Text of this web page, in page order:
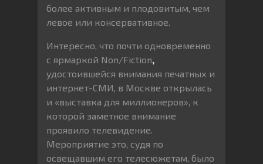
более активным и плодовитым, чем
левое или консервативное.
Интересно, что почти одновременно
с ярмаркой Non/Fiction,
удостоившейся внимания печатных и
интернет-СМИ, в Москве открылась
и «выставка для миллионеров», к
которой заметное внимание
проявило телевидение.
Мероприятие это, судя по
освещавшим его телесюжетам, было